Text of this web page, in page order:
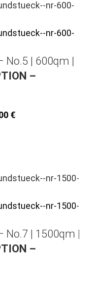
| 600qm |
–
| 1500qm |
–